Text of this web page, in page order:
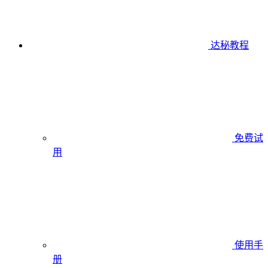
达秘教程
免费试
用
使用手
册